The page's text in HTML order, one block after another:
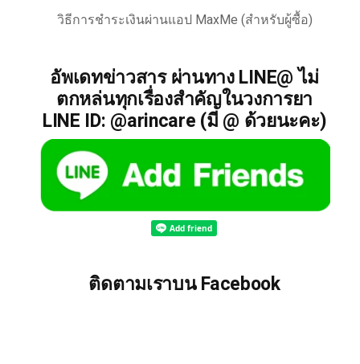
วิธีการชำระเงินผ่านแอป MaxMe (สำหรับผู้ซื้อ)
อัพเดทข่าวสาร ผ่านทาง LINE@ ไม่
ตกหล่นทุกเรื่องสำคัญในวงการยา
LINE ID: @arincare (มี @ ด้วยนะคะ)
ติดตามเราบน Facebook